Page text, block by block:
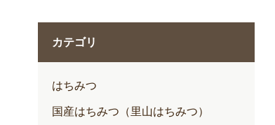
カテゴリ
はちみつ
国産はちみつ（里山はちみつ）